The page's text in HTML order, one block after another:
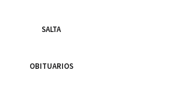
SALTA
OBITUARIOS